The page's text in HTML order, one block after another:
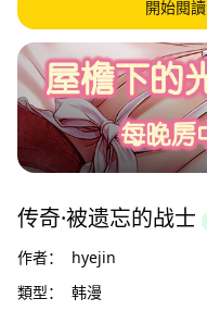
開始閱讀
传奇·被遗忘的战士
作者：
hyejin
類型：
韩漫